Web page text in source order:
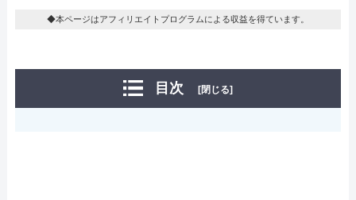
◆本ページはアフィリエイトプログラムによる収益を得ています。
目次 [閉じる]